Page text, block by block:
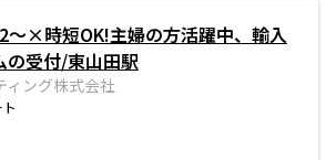
～×時短OK!主婦の方活躍中、輸入
の受付/東山田駅
ィング株式会社